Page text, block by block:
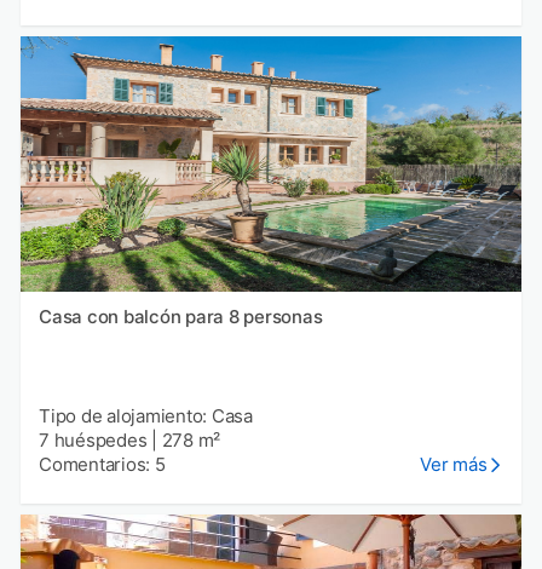
Casa con balcón para 8 personas
Tipo de alojamiento: Casa
7 huéspedes
278 m²
Comentarios: 5
Ver más